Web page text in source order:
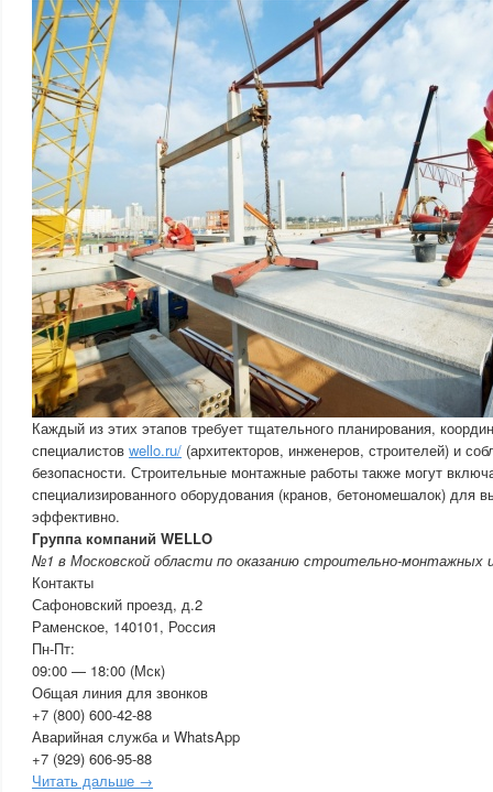
Каждый из этих этапов требует тщательного планирования,
специалистов wello.ru/ (архитекторов, инженеров, строителей) и
безопасности. Строительные монтажные работы также могут
специализированного оборудования (кранов, бетономешалок) для
эффективно.
Группа компаний WELLO
№1 в Московской области по оказанию строительно-монтажных
Контакты
Сафоновский проезд, д.2
Раменское, 140101, Россия
Пн-Пт:
09:00 — 18:00 (Мск)
Общая линия для звонков
+7 (800) 600-42-88
Аварийная служба и WhatsApp
+7 (929) 606-95-88
Читать дальше →